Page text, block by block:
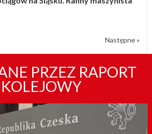
Następne »
PRZEZ RAPORT
KOLEJOWY